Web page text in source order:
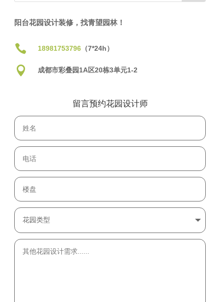
阳台花园设计装修，找青望园林！
 18981753796（7*24h）
 成都市彩叠园1A区20栋3单元1-2
留言预约花园设计师